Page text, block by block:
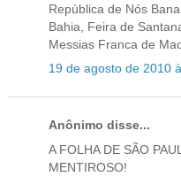
República de Nós
Bahia, Feira de
Messias Franca de
19 de agosto de 2010
Anônimo disse...
A FOLHA DE SÃO
MENTIROSO!